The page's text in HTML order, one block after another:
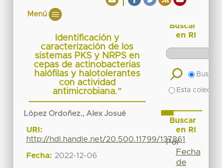
Menú
Identificación y
caracterización de los
sistemas PKS y NRPS en
cepas de actinobacterias
halófilas y halotolerantes
con actividad
antimicrobiana.”
López Ordoñez., Alex Josué
URI:
http://hdl.handle.net/20.500.11799/137861
Fecha: 2022-12-06
Buscar
en RI
Buscar
Esta
Buscar
en RI
Por
Fecha
de